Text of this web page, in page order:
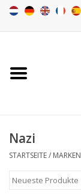
Motorsport - Sport
Nazi
STARTSEITE/ MARKEN